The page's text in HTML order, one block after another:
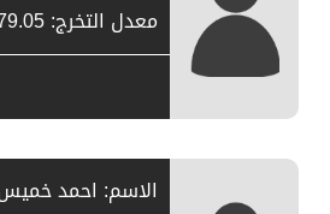
معدل التخرج: 79.05
الاسم: احمد